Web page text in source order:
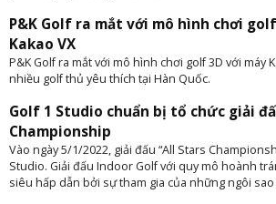
P&K Golf ra mắt với mô hình chơi
Kakao VX
P&K Golf ra mắt với mô hình chơi golf 3D với máy
nhiều golf thủ yêu thích tại Hàn Quốc.
Golf 1 Studio chuẩn bị tổ chức giải
Championship
Vào ngày 5/1/2022, giải đấu “All Stars
Studio. Giải đấu Indoor Golf với quy mô hoành
siêu hấp dẫn bởi sự tham gia của những ngôi sao